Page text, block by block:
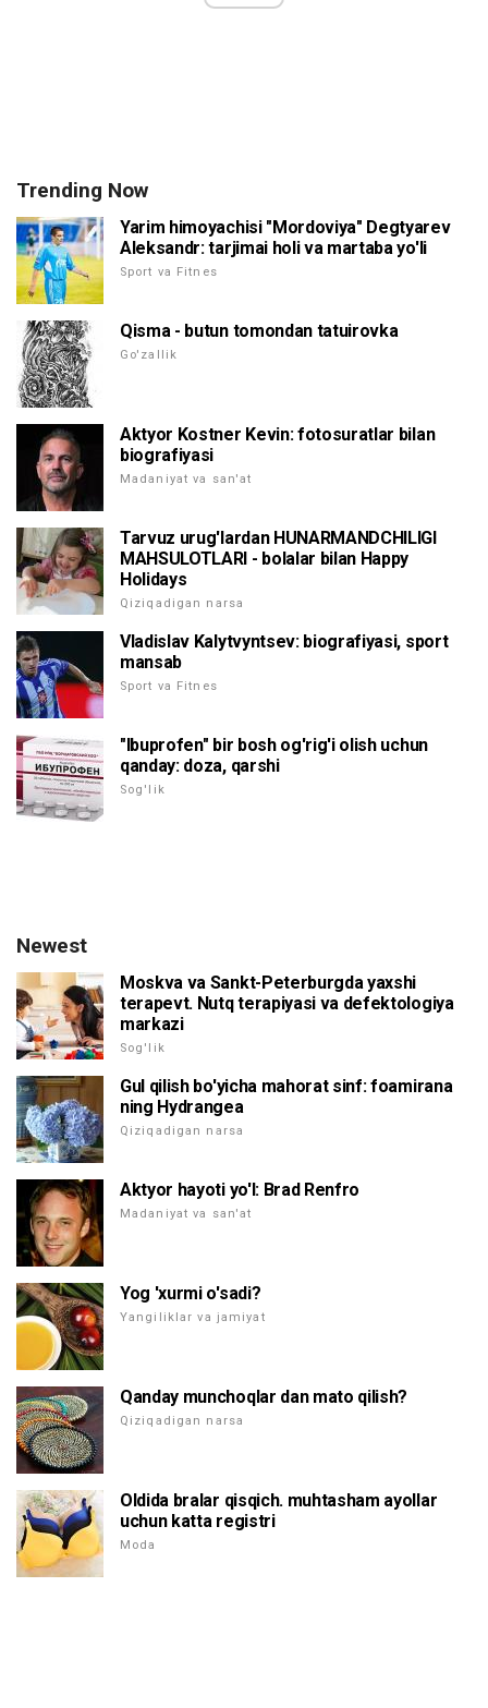
Trending Now
Yarim himoyachisi "Mordoviya" Degtyarev
Aleksandr: tarjimai holi va martaba yo'li
Sport va Fitnes
Qisma - butun tomondan tatuirovka
Go'zallik
Aktyor Kostner Kevin: fotosuratlar bilan
biografiyasi
Madaniyat va san'at
Tarvuz urug'lardan HUNARMANDCHILIGI
MAHSULOTLARI - bolalar bilan Happy
Holidays
Qiziqadigan narsa
Vladislav Kalytvyntsev: biografiyasi, sport
mansab
Sport va Fitnes
"Ibuprofen" bir bosh og'rig'i olish uchun
qanday: doza, qarshi
Sog'lik
Newest
Moskva va Sankt-Peterburgda yaxshi
terapevt. Nutq terapiyasi va defektologiya
markazi
Sog'lik
Gul qilish bo'yicha mahorat sinf: foamirana
ning Hydrangea
Qiziqadigan narsa
Aktyor hayoti yo'l: Brad Renfro
Madaniyat va san'at
Yog 'xurmi o'sadi?
Yangiliklar va jamiyat
Qanday munchoqlar dan mato qilish?
Qiziqadigan narsa
Oldida bralar qisqich. muhtasham ayollar
uchun katta registri
Moda